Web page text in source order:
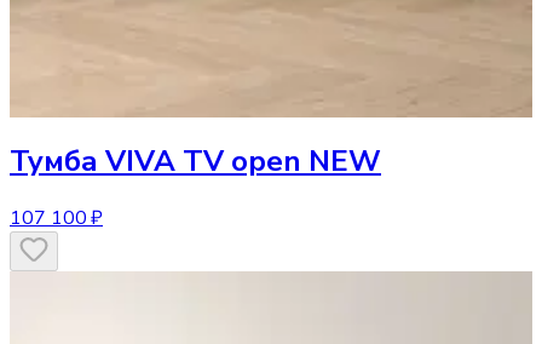
Тумба VIVA TV open NEW
107 100 ₽